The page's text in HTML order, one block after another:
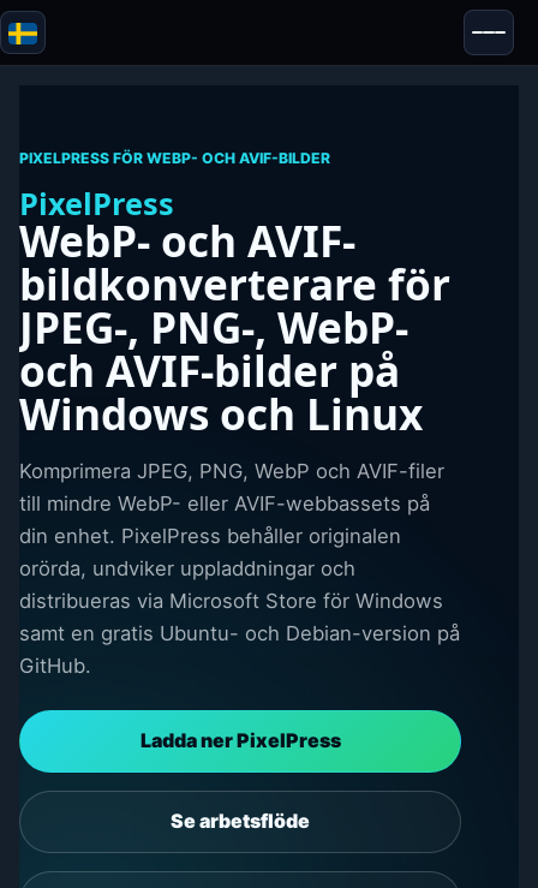
Blazor
Tester & Recensioner
PIXELPRESS FÖR WEBP- OCH AVIF-BILDER
PixelPress
WebP- och AVIF-
bildkonverterare för
JPEG-, PNG-, WebP-
och AVIF-bilder på
Windows och Linux
Komprimera JPEG, PNG, WebP och AVIF-filer
till mindre WebP- eller AVIF-webbassets på
din enhet. PixelPress behåller originalen
orörda, undviker uppladdningar och
distribueras via Microsoft Store för Windows
samt en gratis Ubuntu- och Debian-version på
GitHub.
Ladda ner PixelPress
Se arbetsflöde